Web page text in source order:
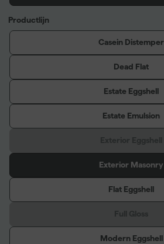
Productlijn
Casein Distemper
Dead Flat
Estate Eggshell
Estate Emulsion
Exterior Masonry
Flat Eggshell
Modern Eggshell